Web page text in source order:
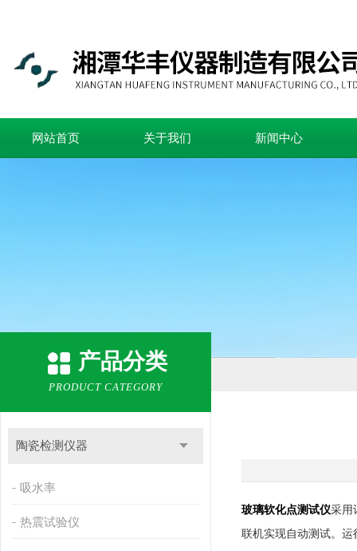
网站首页 关于我们 新闻中心
产品分类
PRODUCT CATEGORY
陶瓷检测仪器
吸水率
热震试验仪
玻璃软化点测试仪采用
联机实现自动测试。运